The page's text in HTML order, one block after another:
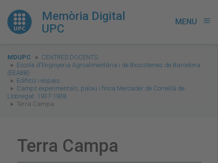
Memòria Digital
UPC
MENU menu
You
are
here:
MDUPC
CENTRES DOCENTS
Escola d'Enginyeria Agroalimentària i de Biosistemes de Barcelona
(EEABB)
Edificis i espais
Camps experimentals, palau i finca Mercader de Cornellà de
Llobregat. 1937-1938
Terra Campa
Terra Campa